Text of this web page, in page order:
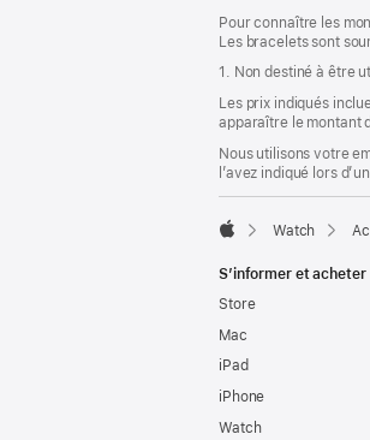
une
nouvelle
fenêtre)
Pour connaître les
Les bracelets sont
1. Non destiné à être
Les prix indiqués
apparaître le montant
Nous utilisons votre
l’avez indiqué lors
Watch
S’informer et acheter
Store
Mac
iPad
iPhone
Watch